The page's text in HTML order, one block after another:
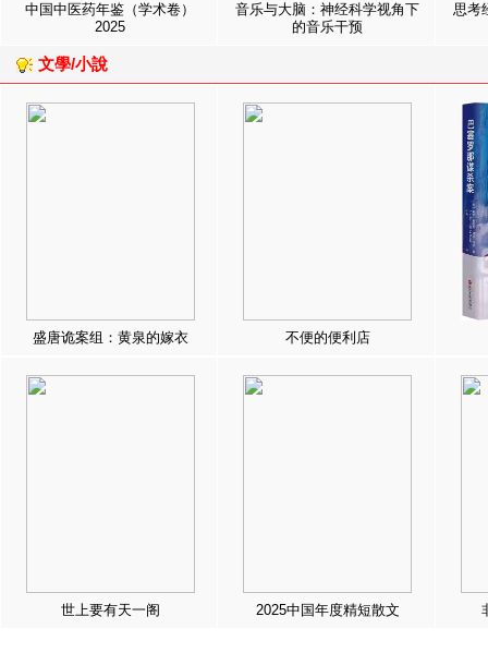
中国中医药年鉴（学术卷）
2025
音乐与大脑：神经科学视角下
的音乐干预
思考
文學/小說
盛唐诡案组：黄泉的嫁衣 不便的便利店
世上要有天一阁 2025中国年度精短散文